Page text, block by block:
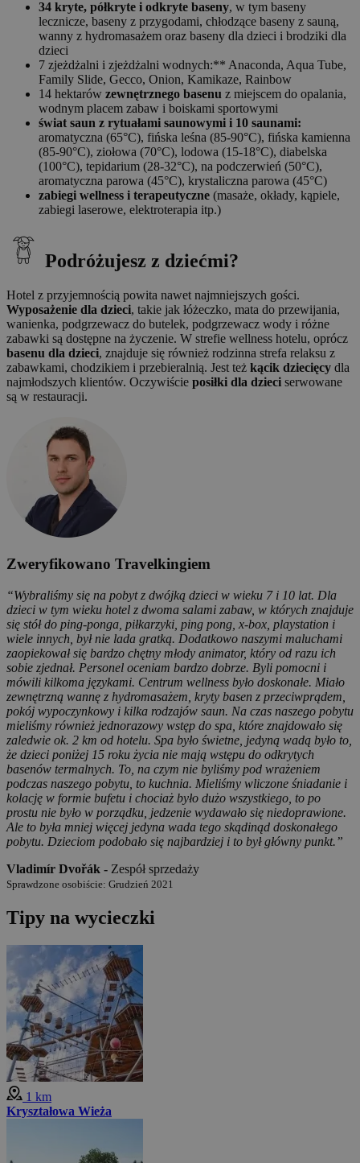
34 kryte, półkryte i odkryte baseny, w tym baseny
lecznicze, baseny z przygodami, chłodzące baseny z sauną,
wanny z hydromasażem oraz baseny dla dzieci i brodziki dla
dzieci
7 zjeżdżalni i zjeżdżalni wodnych:** Anaconda, Aqua Tube,
Family Slide, Gecco, Onion, Kamikaze, Rainbow
14 hektarów zewnętrznego basenu z miejscem do opalania,
wodnym placem zabaw i boiskami sportowymi
świat saun z rytuałami saunowymi i 10 saunami:
aromatyczna (65°C), fińska leśna (85-90°C), fińska kamienna
(85-90°C), ziołowa (70°C), lodowa (15-18°C), diabelska
(100°C), tepidarium (28-32°C), na podczerwień (50°C),
aromatyczna parowa (45°C), krystaliczna parowa (45°C)
zabiegi wellness i terapeutyczne (masaże, okłady, kąpiele,
zabiegi laserowe, elektroterapia itp.)
Podróżujesz z dziećmi?
Hotel z przyjemnością powita nawet najmniejszych gości.
Wyposażenie dla dzieci, takie jak łóżeczko, mata do przewijania,
wanienka, podgrzewacz do butelek, podgrzewacz wody i różne
zabawki są dostępne na życzenie. W strefie wellness hotelu, oprócz
basenu dla dzieci, znajduje się również rodzinna strefa relaksu z
zabawkami, chodzikiem i przebieralnią. Jest też kącik dziecięcy dla
najmłodszych klientów. Oczywiście posiłki dla dzieci serwowane
są w restauracji.
Zweryfikowano Travelkingiem
“Wybraliśmy się na pobyt z dwójką dzieci w wieku 7 i 10 lat. Dla
dzieci w tym wieku hotel z dwoma salami zabaw, w których znajduje
się stół do ping-ponga, piłkarzyki, ping pong, x-box, playstation i
wiele innych, był nie lada gratką. Dodatkowo naszymi maluchami
zaopiekował się bardzo chętny młody animator, który od razu ich
sobie zjednał. Personel oceniam bardzo dobrze. Byli pomocni i
mówili kilkoma językami. Centrum wellness było doskonałe. Miało
zewnętrzną wannę z hydromasażem, kryty basen z przeciwprądem,
pokój wypoczynkowy i kilka rodzajów saun. Na czas naszego pobytu
mieliśmy również jednorazowy wstęp do spa, które znajdowało się
zaledwie ok. 2 km od hotelu. Spa było świetne, jedyną wadą było to,
że dzieci poniżej 15 roku życia nie mają wstępu do odkrytych
basenów termalnych. To, na czym nie byliśmy pod wrażeniem
podczas naszego pobytu, to kuchnia. Mieliśmy wliczone śniadanie i
kolację w formie bufetu i chociaż było dużo wszystkiego, to po
prostu nie było w porządku, jedzenie wydawało się niedoprawione.
Ale to była mniej więcej jedyna wada tego skądinąd doskonałego
pobytu. Dzieciom podobało się najbardziej i to był główny punkt.”
Vladimír Dvořák - Zespół sprzedaży
Sprawdzone osobiście: Grudzień 2021
Tipy na wycieczki
1 km
Kryształowa Wieża